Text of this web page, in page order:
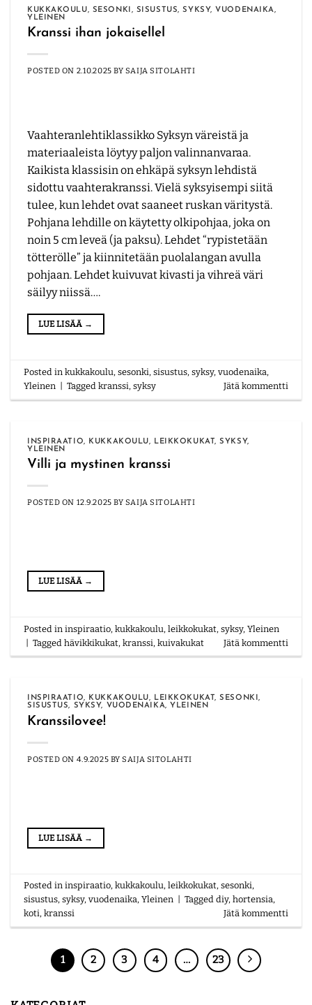
KUKKAKOULU, SESONKI , SISUSTUS,SYKSY, VUODENAIKA,
YLEINEN
Kranssi ihan jokaisellel
POSTED ON 2.10.2025 BY SAIJA SITOLAHTI
Vaahteranlehtiklassikko Syksyn väreistä ja
materiaaleista löytyy paljon valinnanvaraa.
Kaikista klassisin on ehkäpä syksyn lehdistä
sidottu vaahterakranssi. Vielä syksyisempi siitä
tulee, kun lehdet ovat saaneet ruskan väritystä.
Pohjana lehdille on käytetty olkipohjaa, joka on
noin 5 cm leveä (ja paksu). Lehdet “rypistetään
tötterölle” ja kiinnitetään puolalangan avulla
pohjaan. Lehdet kuivuvat kivasti ja vihreä väri
säilyy niissä….
LUE LISÄÄ →
Posted inkukkakoulu,sesonki,sisustus,syksy,vuodenaika,
Yleinen
Taggedkranssi,syksy Jätä kommentti
INSPIRAATIO, KUKKAKOULU, LEIKKOKUKAT,SYKSY,
YLEINEN
Villi ja mystinen kranssi
POSTED ON 12.9.2025 BY SAIJA SITOLAHTI
LUE LISÄÄ →
Posted ininspiraatio,kukkakoulu,leikkokukat,syksy,Yleinen
| Taggedhävikkikukat,kranssi,kuivakukat Jätä kommentti
INSPIRAATIO, KUKKAKOULU, LEIKKOKUKAT,SESONKI,
SISUSTUS, SYKSY, VUODENAIKA, YLEINEN
Kranssilovee!
POSTED ON 4.9.2025 BYSAIJA SITOLAHTI
LUE LISÄÄ →
Posted ininspiraatio,kukkakoulu,leikkokukat,sesonki,
sisustus,syksy,vuodenaika,Yleinen Taggeddiy,hortensia,
koti,kranssi Jätä kommentti
1 2 3 4 … 23